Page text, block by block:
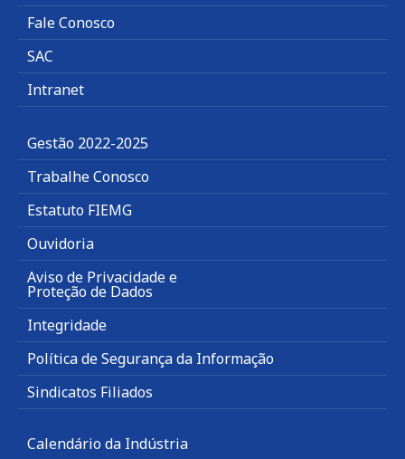
Fale Conosco
SAC
Intranet
Gestão 2022-2025
Trabalhe Conosco
Estatuto FIEMG
Ouvidoria
Aviso de Privacidade e
Proteção de Dados
Integridade
Política de Segurança da Informação
Sindicatos Filiados
Calendário da Indústria